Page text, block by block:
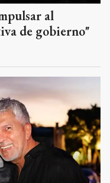
al
de gobierno"